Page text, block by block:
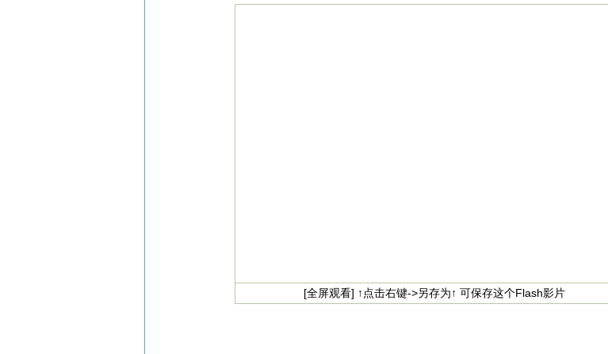
[全屏观看] ↑点击右键->另存为↑ 可保存这个Flash影片